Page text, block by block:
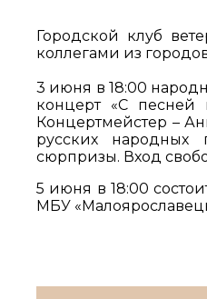
Городской клуб
коллегами из
3 июня в 18:00
концерт «С песней
Концертмейстер –
русских народных
сюрпризы. Вход
5 июня в 18:00
МБУ